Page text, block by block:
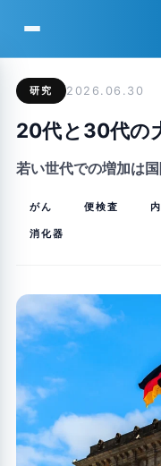
研究 2026.06.30
20代と30代の
若い世代での増加は
がん 便検査
消化器